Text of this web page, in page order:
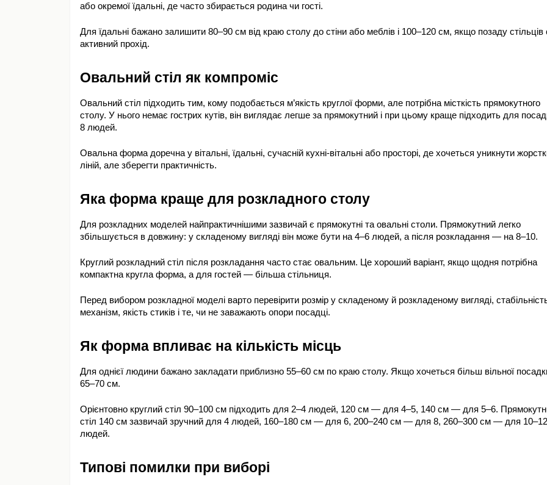
або окремої їдальні, де часто збирається родина чи гості.
Для їдальні бажано залишити 80–90 см від краю столу до стіни або меблів і 100–120 см, якщо позаду стільців
активний прохід.
Овальний стіл як компроміс
Овальний стіл підходить тим, кому подобається м’якість круглої форми, але потрібна місткість прямокутного
столу. У нього немає гострих кутів, він виглядає легше за прямокутний і при цьому краще підходить для
8 людей.
Овальна форма доречна у вітальні, їдальні, сучасній кухні-вітальні або просторі, де хочеться уникнути
ліній, але зберегти практичність.
Яка форма краще для розкладного столу
Для розкладних моделей найпрактичнішими зазвичай є прямокутні та овальні столи. Прямокутний легко
збільшується в довжину: у складеному вигляді він може бути на 4–6 людей, а після розкладання — на 8–10.
Круглий розкладний стіл після розкладання часто стає овальним. Це хороший варіант, якщо щодня потрібна
компактна кругла форма, а для гостей — більша стільниця.
Перед вибором розкладної моделі варто перевірити розмір у складеному й розкладеному вигляді,
механізм, якість стиків і те, чи не заважають опори посадці.
Як форма впливає на кількість місць
Для однієї людини бажано закладати приблизно 55–60 см по краю столу. Якщо хочеться більш вільної
65–70 см.
Орієнтовно круглий стіл 90–100 см підходить для 2–4 людей, 120 см — для 4–5, 140 см — для 5–6.
стіл 140 см зазвичай зручний для 4 людей, 160–180 см — для 6, 200–240 см — для 8, 260–300 см — для 10–12
людей.
Типові помилки при виборі